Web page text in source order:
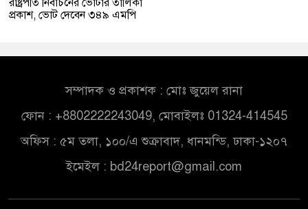
প্রকাশ, ভোট দেবেন ৩৪৯ এমপি
সম্পাদক ও প্রকাশক : মোঃ জুয়েল রানা
ফোন : +8802222243049, মোবাইলঃ 01324-414545
অফিস : ৫ম তলা, ১০০/এ শুক্রাবাদ, ধানমন্ডি, ঢাকা-১২০৭
ইমেইল : bd24report@gmail.com